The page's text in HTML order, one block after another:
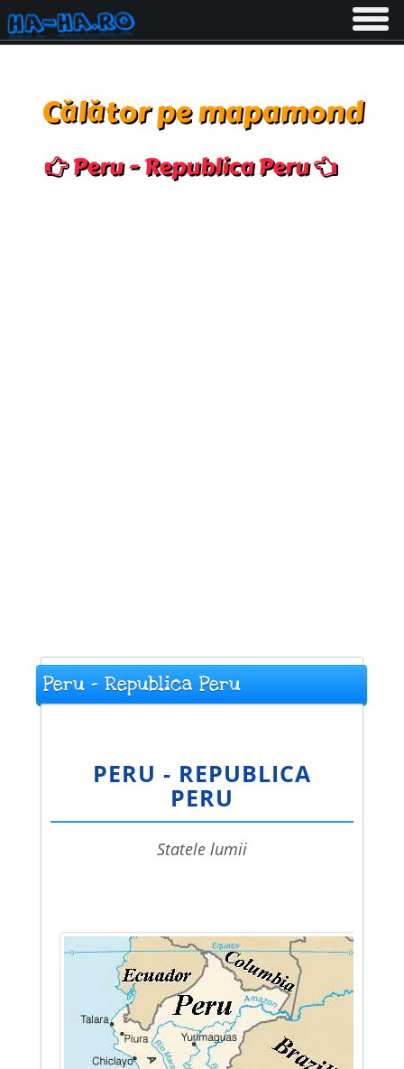
Toggle
Călător pe mapamond
Peru - Republica Peru
Peru - Republica Peru
PERU - REPUBLICA
PERU
statele lumii